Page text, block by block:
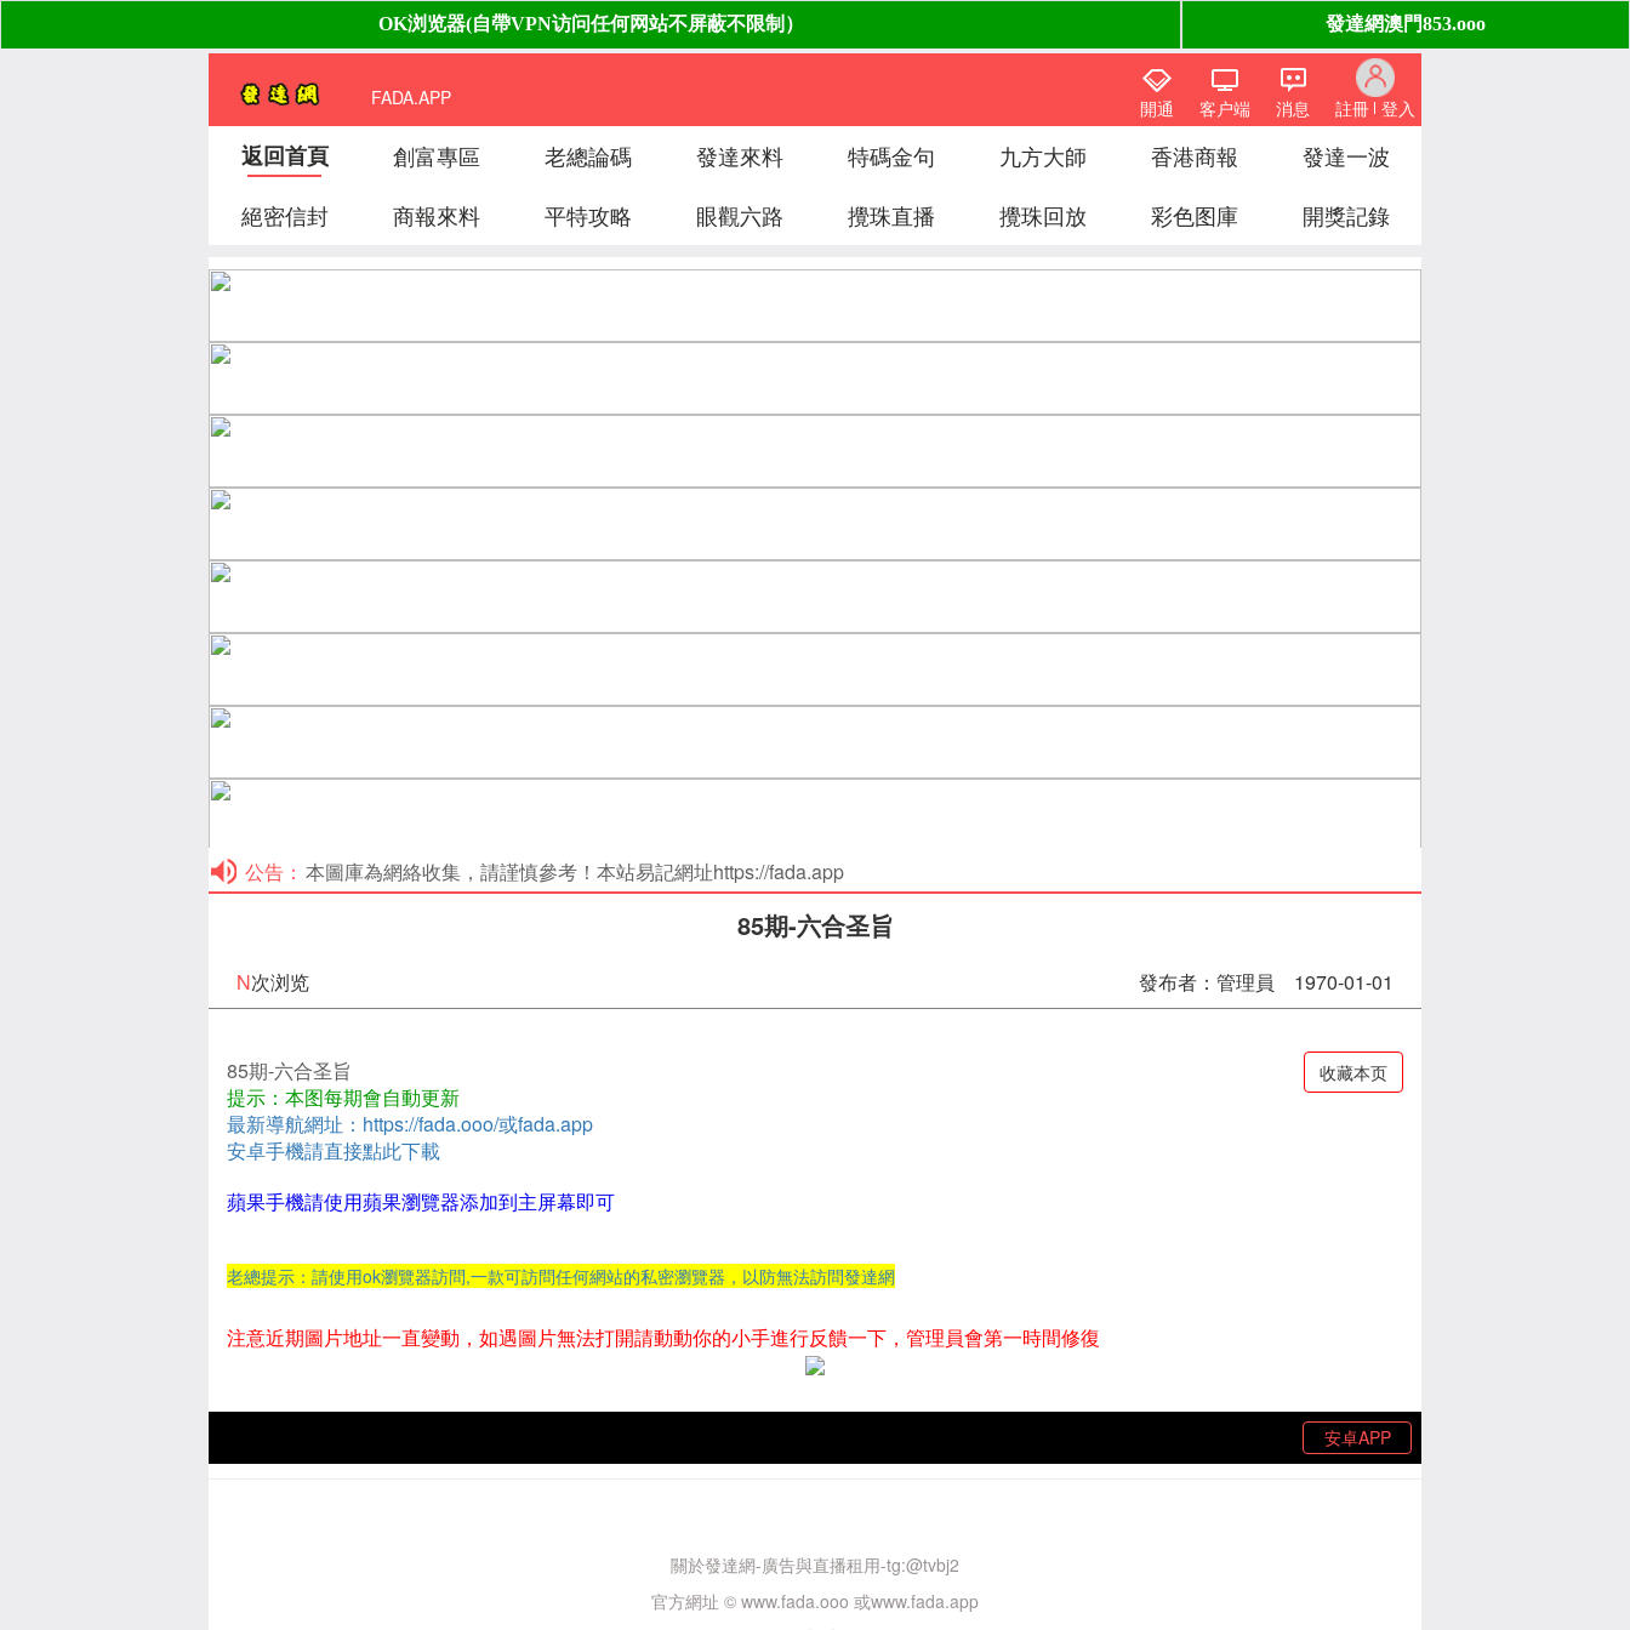
FADA.APP 註冊 登入
消息
客户端
開通
返回首頁 創富專區 老總論碼 發達來料 特碼金句 九方大師 香港商報
發達一波
絕密信封
商報來料 平特攻略 眼觀六路 攪珠直播 攪珠回放 彩色图庫 開獎記錄
公告： 本圖庫為網絡收集，請謹慎參考！本站易記網址https://fada.app
85期-六合圣旨
N次浏览 發布者：管理員 1970-01-01
85期-六合圣旨 收藏本页
提示：本图每期會自動更新
最新導航網址：https://fada.ooo/或fada.app
安卓手機請直接點此下載
蘋果手機請使用蘋果瀏覽器添加到主屏幕即可
老總提示：請使用ok瀏覽器訪問,一款可訪問任何網站的私密瀏覽器，以防無法訪問發達網
注意近期圖片地址一直變動，如遇圖片無法打開請動動你的小手進行反饋一下，管理員會第一時間修復
安卓APP
關於發達網-廣告與直播租用-tg:@tvbj2
官方網址 © www.fada.ooo 或www.fada.app